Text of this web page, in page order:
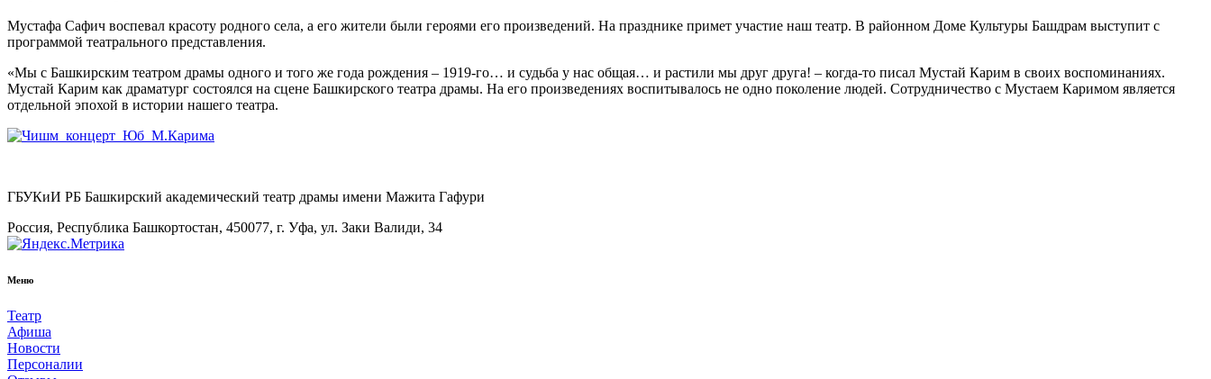
Мустафа Сафич воспевал красоту родного села, а его жители были героями его произведений. На празднике примет участие наш театр. В районном Доме Культуры Башдрам выступит с
программой театрального представления.
«Мы с Башкирским театром драмы одного и того же года рождения – 1919-го… и судьба у нас общая… и растили мы друг друга! – когда-то писал Мустай Карим в своих воспоминаниях.
Мустай Карим как драматург состоялся на сцене Башкирского театра драмы. На его произведениях воспитывалось не одно поколение людей. Сотрудничество с Мустаем Каримом является
отдельной эпохой в истории нашего театра.
ГБУКиИ РБ Башкирский академический театр драмы имени Мажита Гафури
Россия, Республика Башкортостан, 450077, г. Уфа, ул. Заки Валиди, 34
Меню
Театр
Афиша
Новости
Персоналии